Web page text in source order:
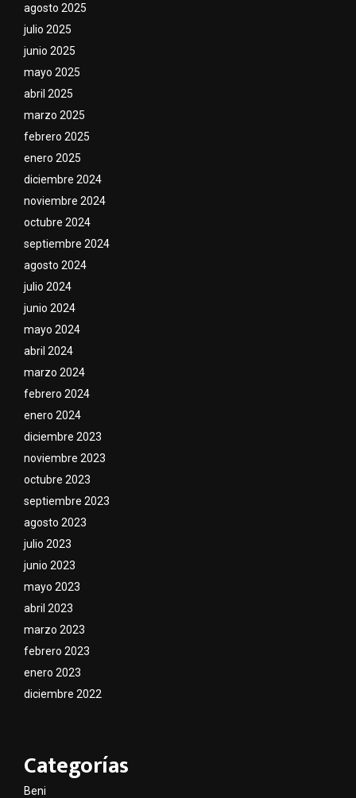
agosto 2025
julio 2025
junio 2025
mayo 2025
abril 2025
marzo 2025
febrero 2025
enero 2025
diciembre 2024
noviembre 2024
octubre 2024
septiembre 2024
agosto 2024
julio 2024
junio 2024
mayo 2024
abril 2024
marzo 2024
febrero 2024
enero 2024
diciembre 2023
noviembre 2023
octubre 2023
septiembre 2023
agosto 2023
julio 2023
junio 2023
mayo 2023
abril 2023
marzo 2023
febrero 2023
enero 2023
diciembre 2022
Categorías
Beni